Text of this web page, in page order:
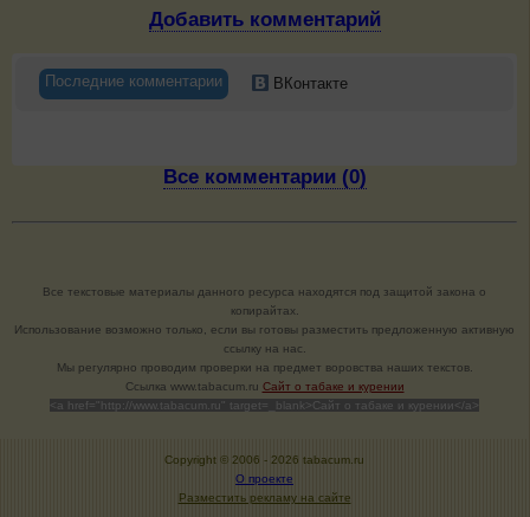
Добавить комментарий
Последние комментарии ВКонтакте
Все комментарии (0)
Все текстовые материалы данного ресурса находятся под защитой закона о
копирайтах.
Использование возможно только, если вы готовы разместить предложенную активную
ссылку на нас.
Мы регулярно проводим проверки на предмет воровства наших текстов.
Cсылка www.tabacum.ru Сайт о табаке и курении
<a href="http://www.tabacum.ru" target=_blank>Сайт о табаке и курении</a>
Copyright © 2006 - 2026 tabacum.ru
О проекте
Разместить рекламу на сайте